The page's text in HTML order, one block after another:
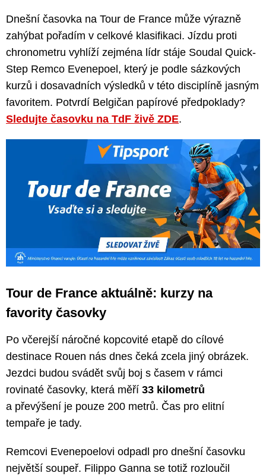
Dnešní časovka na Tour de France může výrazně
zahýbat pořadím v celkové klasifikaci. Jízdu proti
chronometru vyhlíží zejména lídr stáje Soudal Quick-
Step Remco Evenepoel, který je podle sázkových
kurzů i dosavadních výsledků v této disciplíně jasným
favoritem. Potvrdí Belgičan papírové předpoklady?
Sledujte časovku na TdF živě ZDE.
Tour de France aktuálně: kurzy na
favority časovky
Po včerejší náročné kopcovité etapě do cílové
destinace Rouen nás dnes čeká zcela jiný obrázek.
Jezdci budou svádět svůj boj s časem v rámci
rovinaté časovky, která měří 33 kilometrů
a převýšení je pouze 200 metrů. Čas pro elitní
tempaře je tady.
Remcovi Evenepoelovi odpadl pro dnešní časovku
největší soupeř. Filippo Ganna se totiž rozloučil